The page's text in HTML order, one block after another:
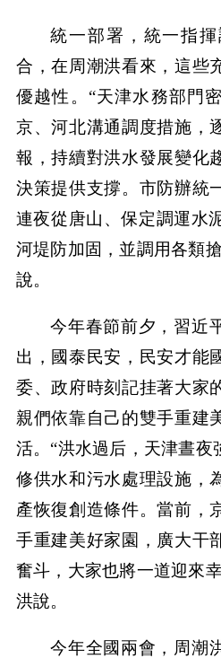
統一部署，統一指
合，在周潮洪看來，這些
優越性。“天津水務部門
京、河北溝通調度措施，
報，持續對洪水發展變化
決策提供支撐。市防辦統
連夜從唐山、保定調運水
河堤防加固，並調用各類
說。
今年春節前夕，習近
出，國泰民安，民安才能
委、政府時刻記挂著大家
親們依靠自己的雙手重建
活。“洪水過后，天津晝夜
修供水和污水處理設施，
產恢復創造條件。當前，
手重建美好家園，廣大干
奮斗，大家也將一道迎來
洪說。
今年全國兩會，周潮